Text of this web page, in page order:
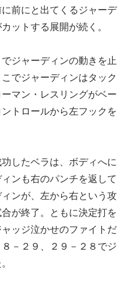
前にと出てくるジャーデ
ットする展開が続く。
ジャーディンの動きを止
でジャーディンはタック
マン・レスリングがベー
トロールから左フックを
したベラは、ボディへに
ンも右のパンチを返して
ンが、左から右という攻
が終了。ともに決定打を
ッジ泣かせのファイトだ
－２９、２９－２８でジ